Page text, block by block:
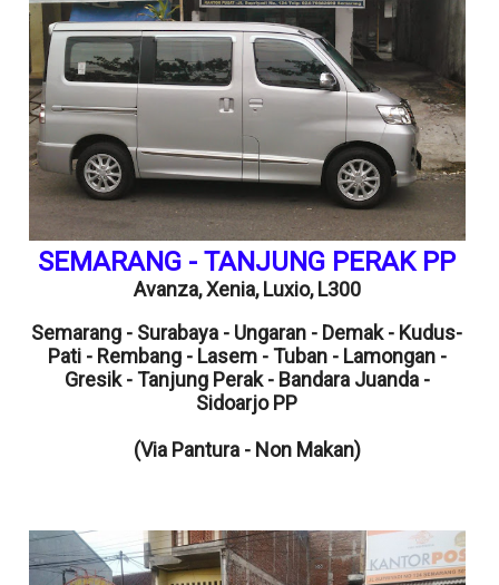
SEMARANG - TANJUNG PERAK PP
Avanza,Xenia,Luxio, L300
Semarang - Surabaya - Ungaran - Demak - Kudus-
Pati - Rembang - Lasem - Tuban - Lamongan -
Gresik - Tanjung Perak - Bandara Juanda -
Sidoarjo PP
(Via Pantura - Non Makan)